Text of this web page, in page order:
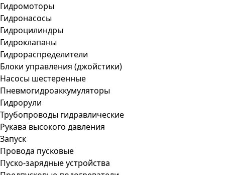
Гидромоторы
Гидронасосы
Гидроцилиндры
Гидроклапаны
Гидрораспределители
Блоки управления (джойстики)
Насосы шестеренные
Пневмогидроаккумуляторы
Гидрорули
Трубопроводы гидравлические
Рукава высокого давления
Запуск
Провода пусковые
Пуско-зарядные устройства